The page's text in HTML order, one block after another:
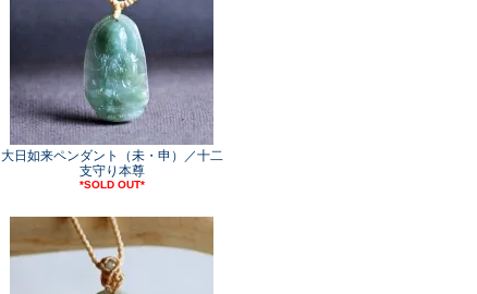
大日如来ペンダント（未・申）／十二
支守り本尊
*SOLD OUT*